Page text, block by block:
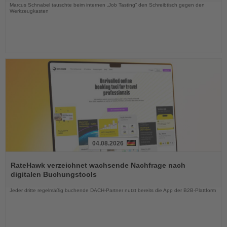
Marcus Schnabel tauschte beim internen „Job Tasting“ den Schreibtisch gegen den
Werkzeugkasten
Sie
die
Nachrichten
04.08.2026
RateHawk verzeichnet wachsende Nachfrage nach
digitalen Buchungstools
Jeder dritte regelmäßig buchende DACH-Partner nutzt bereits die App der B2B-Plattform